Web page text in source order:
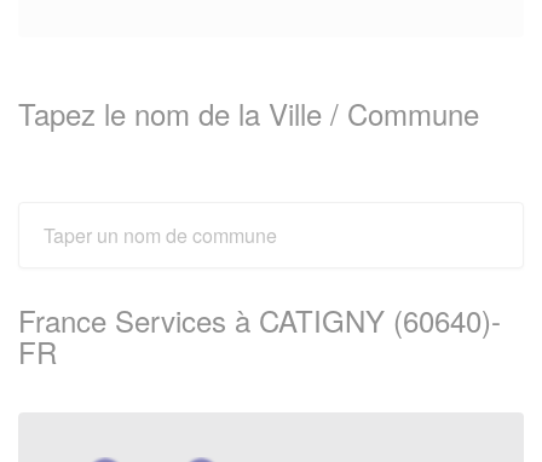
Tapez le nom de la Ville / Commune
France Services à CATIGNY (60640)-
FR